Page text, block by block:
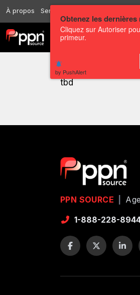
Chaînes
À propos Services
tbd
PPN SOURCE
1-888-228-
Obtenez les dernières
Cliquez sur Autoriser
primeur.
by PushAlert